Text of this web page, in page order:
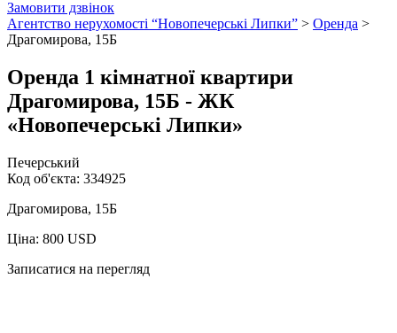
Замовити дзвінок
Агентство нерухомості “Новопечерські Липки” > Оренда >
Драгомирова, 15Б
Оренда 1 кімнатної квартири
Драгомирова, 15Б - ЖК
«Новопечерські Липки»
Печерський
Код об'єкта: 334925
Драгомирова, 15Б
Ціна: 800 USD
Записатися на перегляд